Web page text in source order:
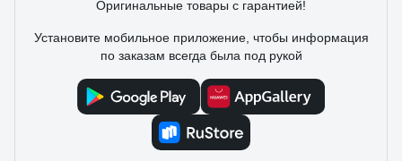
Оригинальные товары с гарантией!
Установите мобильное приложение, чтобы информация
по заказам всегда была под рукой